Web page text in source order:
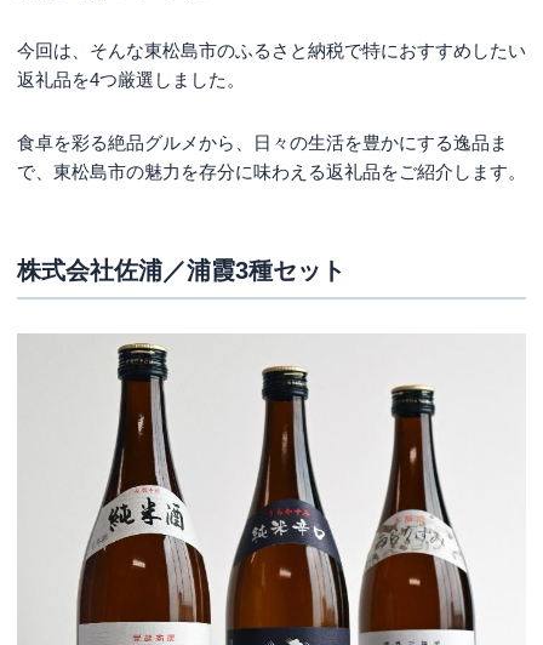
今回は、そんな東松島市のふるさと納税で特におすすめしたい
返礼品を4つ厳選しました。
食卓を彩る絶品グルメから、日々の生活を豊かにする逸品ま
で、東松島市の魅力を存分に味わえる返礼品をご紹介します。
株式会社佐浦／浦霞3種セット